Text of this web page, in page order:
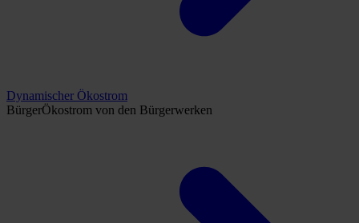
Dynamischer Ökostrom
BürgerÖkostrom von den Bürgerwerken